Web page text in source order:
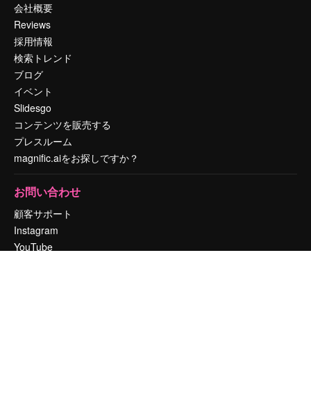
会社概要
Reviews
採用情報
検索トレンド
ブログ
イベント
Slidesgo
コンテンツを販売する
プレスルーム
magnific.aiをお探しですか？
お問い合わせ
顧客サポート
Instagram
YouTube